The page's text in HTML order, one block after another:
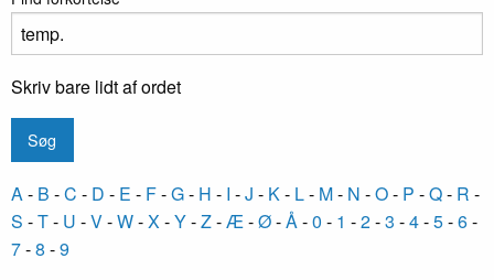
Skriv bare lidt af ordet
A- B -C - D - E - F-G- H - I -J - K- L- M- N -O- P -Q- R -
S -T- U -V-W-X-Y-Z-Æ-Ø-Å-0 - 1 -2-3 -4-5-6-
7-8 -9